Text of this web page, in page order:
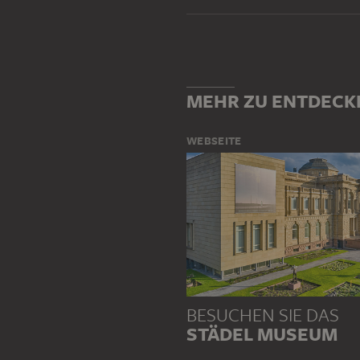
MEHR ZU
WEBSEITE
BESUCHEN SIE DAS
STÄDEL MUSEUM